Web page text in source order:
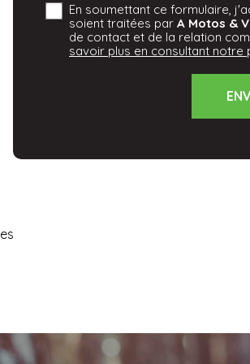
En soumettant ce formulaire,
soient traitées par A Motos &
de contact et de la relation
savoir plus en consultant notre